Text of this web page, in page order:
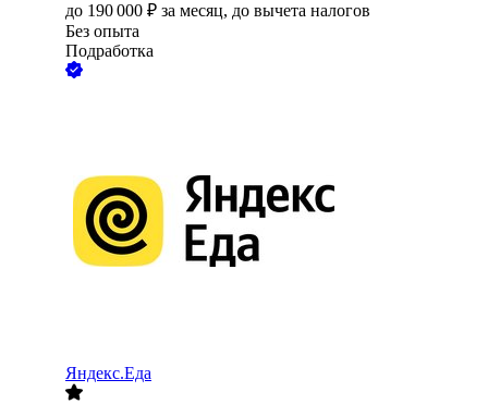
до 190 000 ₽ за месяц, до вычета налогов
Без опыта
Подработка
Яндекс.Еда